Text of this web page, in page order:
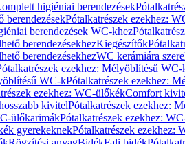
higiéniai berendezések
berendezésekPótalkatrészek ezekhez:
berendezések WC-khez
berendezésekhezKiegészítők
berendezésekhezWC kerámiára
ezekhez: Mélyöblítésű WC-
WC-kPótalkatrészek ezekhez:
ezekhez: WC-ülőkékComfort
kivitelPótalkatrészek ezekhez:
ülőkarimákPótalkatrészek ezekhez:
gyerekeknekPótalkatrészek ezekhez: